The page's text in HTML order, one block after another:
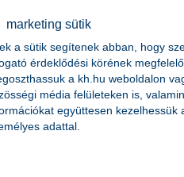
az éves infláció 2026-
szerint fegyelmezett
marketing sütik
a sütik segítenek abban, hogy
érdeklődési körének
a kh.hu weboldalon
média felületeken is,
együttesen kezelhessük
adattal.